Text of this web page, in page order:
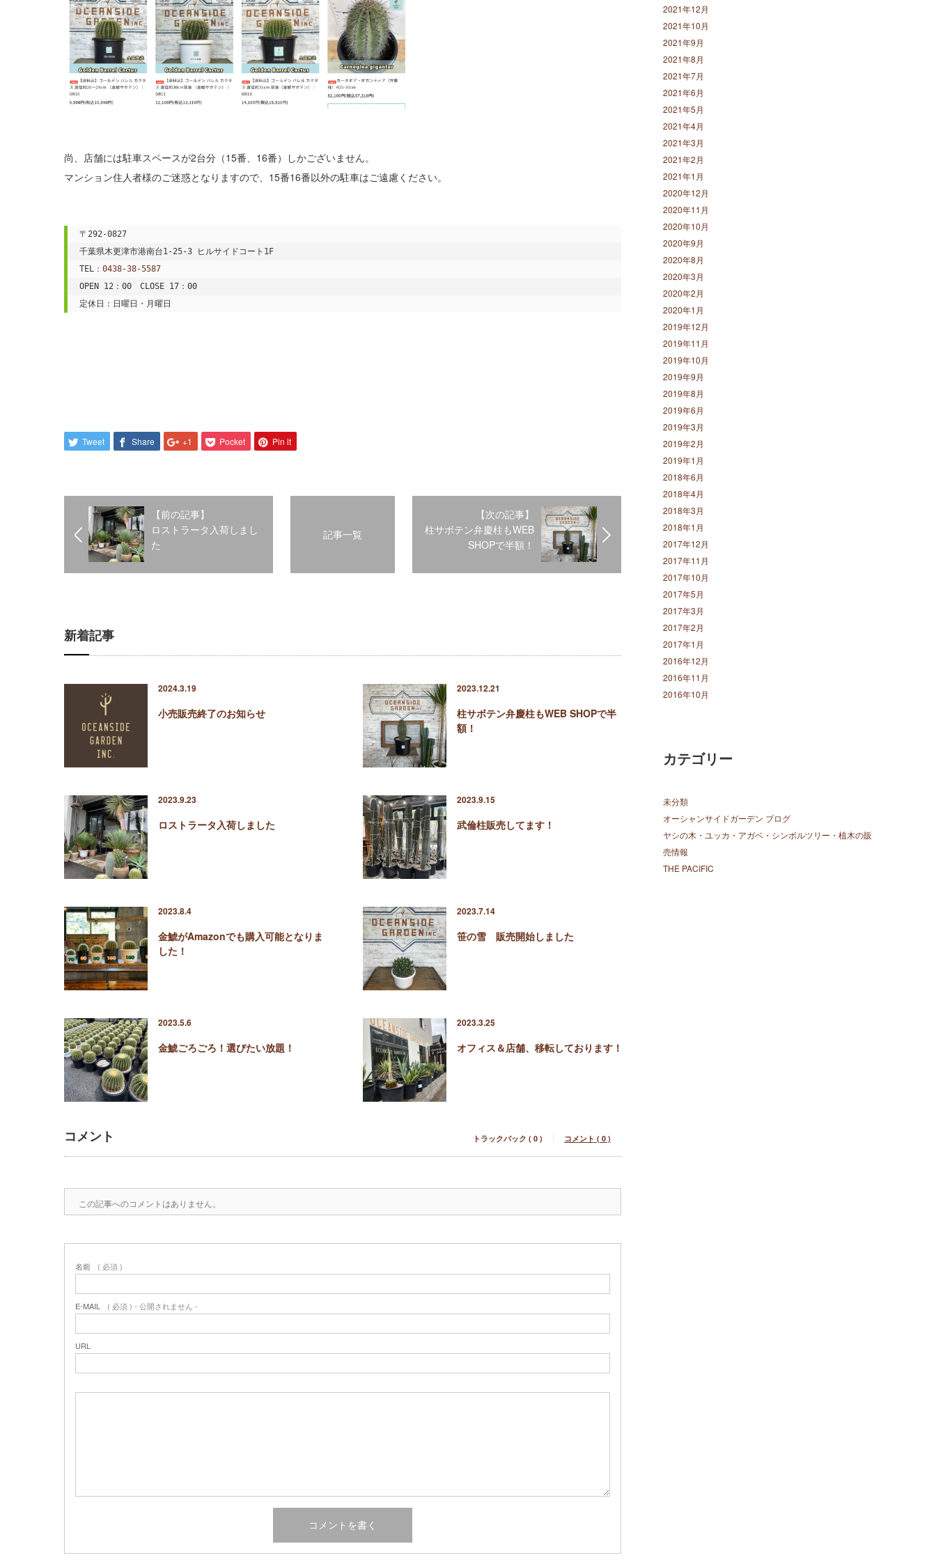
尚、店舗には駐車スペースが2台分（15番、16番）しかございません。
マンション住人者様のご迷惑となりますので、15番16番以外の駐車はご遠慮ください。
〒292-0827
千葉県木更津市港南台1-25-3 ヒルサイドコート1F
TEL： 0438-38-5587
OPEN 12：00　CLOSE 17：00
定休日：日曜日・月曜日
Tweet Share +1 Pocket Pin it
【前の記事】
ロストラータ入荷しまし
た
記事一覧
【次の記事】
柱サボテン弁慶柱もWEB
SHOPで半額！
新着記事
2024.3.19
小売販売終了のお知らせ
2023.12.21
柱サボテン弁慶柱もWEB SHOPで半
額！
2023.9.23
ロストラータ入荷しました
2023.9.15
武倫柱販売してます！
2023.8.4
金鯱がAmazonでも購入可能となりま
した！
2023.7.14
笹の雪 販売開始しました
2023.5.6
金鯱ごろごろ！選びたい放題！
2023.3.25
オフィス＆店舗、移転しております！
コメント トラックバック ( 0 ) コメント ( 0 )
この記事へのコメントはありません。
名前 ( 必須 )
E-MAIL ( 必須 ) - 公開されません -
URL
2021年12月
2021年10月
2021年9月
2021年8月
2021年7月
2021年6月
2021年5月
2021年4月
2021年3月
2021年2月
2021年1月
2020年12月
2020年11月
2020年10月
2020年9月
2020年8月
2020年3月
2020年2月
2020年1月
2019年12月
2019年11月
2019年10月
2019年9月
2019年8月
2019年6月
2019年3月
2019年2月
2019年1月
2018年6月
2018年4月
2018年3月
2018年1月
2017年12月
2017年11月
2017年10月
2017年5月
2017年3月
2017年2月
2017年1月
2016年12月
2016年11月
2016年10月
カテゴリー
未分類
オーシャンサイドガーデン ブログ
ヤシの木・ユッカ・アガベ・シンボルツリー・植木の販
売情報
THE PACIFIC